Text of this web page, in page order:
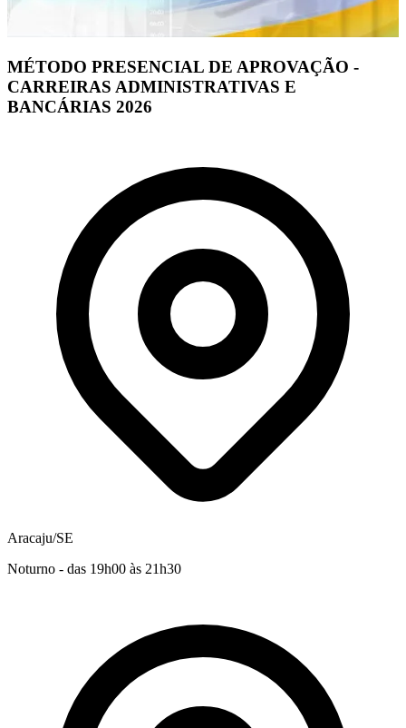
MÉTODO PRESENCIAL DE APROVAÇÃO -
CARREIRAS ADMINISTRATIVAS E
BANCÁRIAS 2026
Aracaju/SE
Noturno - das 19h00 às 21h30